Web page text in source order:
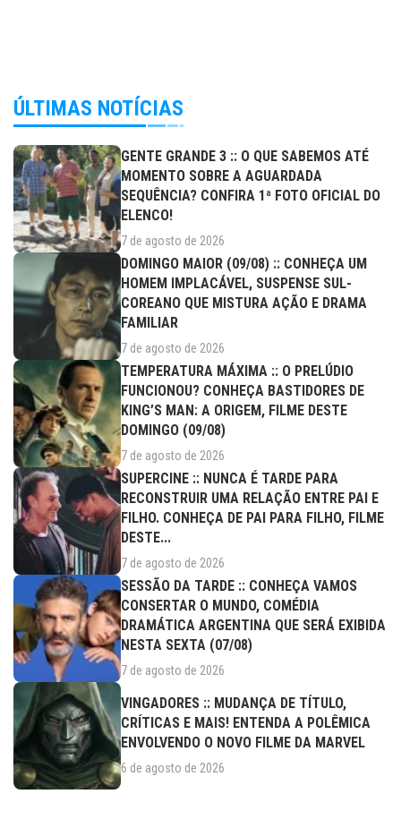
ÚLTIMAS NOTÍCIAS
GENTE GRANDE 3 :: O QUE SABEMOS ATÉ
MOMENTO SOBRE A AGUARDADA
SEQUÊNCIA? CONFIRA 1ª FOTO OFICIAL DO
ELENCO!
7 de agosto de 2026
DOMINGO MAIOR (09/08) :: CONHEÇA UM
HOMEM IMPLACÁVEL, SUSPENSE SUL-
COREANO QUE MISTURA AÇÃO E DRAMA
FAMILIAR
7 de agosto de 2026
TEMPERATURA MÁXIMA :: O PRELÚDIO
FUNCIONOU? CONHEÇA BASTIDORES DE
KING’S MAN: A ORIGEM, FILME DESTE
DOMINGO (09/08)
7 de agosto de 2026
SUPERCINE :: NUNCA É TARDE PARA
RECONSTRUIR UMA RELAÇÃO ENTRE PAI E
FILHO. CONHEÇA DE PAI PARA FILHO, FILME
DESTE...
7 de agosto de 2026
SESSÃO DA TARDE :: CONHEÇA VAMOS
CONSERTAR O MUNDO, COMÉDIA
DRAMÁTICA ARGENTINA QUE SERÁ EXIBIDA
NESTA SEXTA (07/08)
7 de agosto de 2026
VINGADORES :: MUDANÇA DE TÍTULO,
CRÍTICAS E MAIS! ENTENDA A POLÊMICA
ENVOLVENDO O NOVO FILME DA MARVEL
6 de agosto de 2026